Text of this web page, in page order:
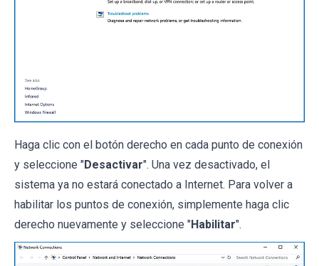
Haga clic con el botón derecho en cada punto de conexión
y seleccione "Desactivar". Una vez desactivado, el
sistema ya no estará conectado a Internet. Para volver a
habilitar los puntos de conexión, simplemente haga clic
derecho nuevamente y seleccione "Habilitar".